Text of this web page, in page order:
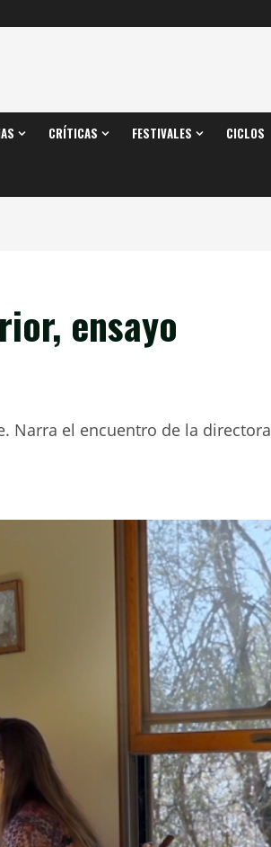
CRÍTICAS FESTIVALES CICLOS
ensayo
Narra el encuentro de la directora